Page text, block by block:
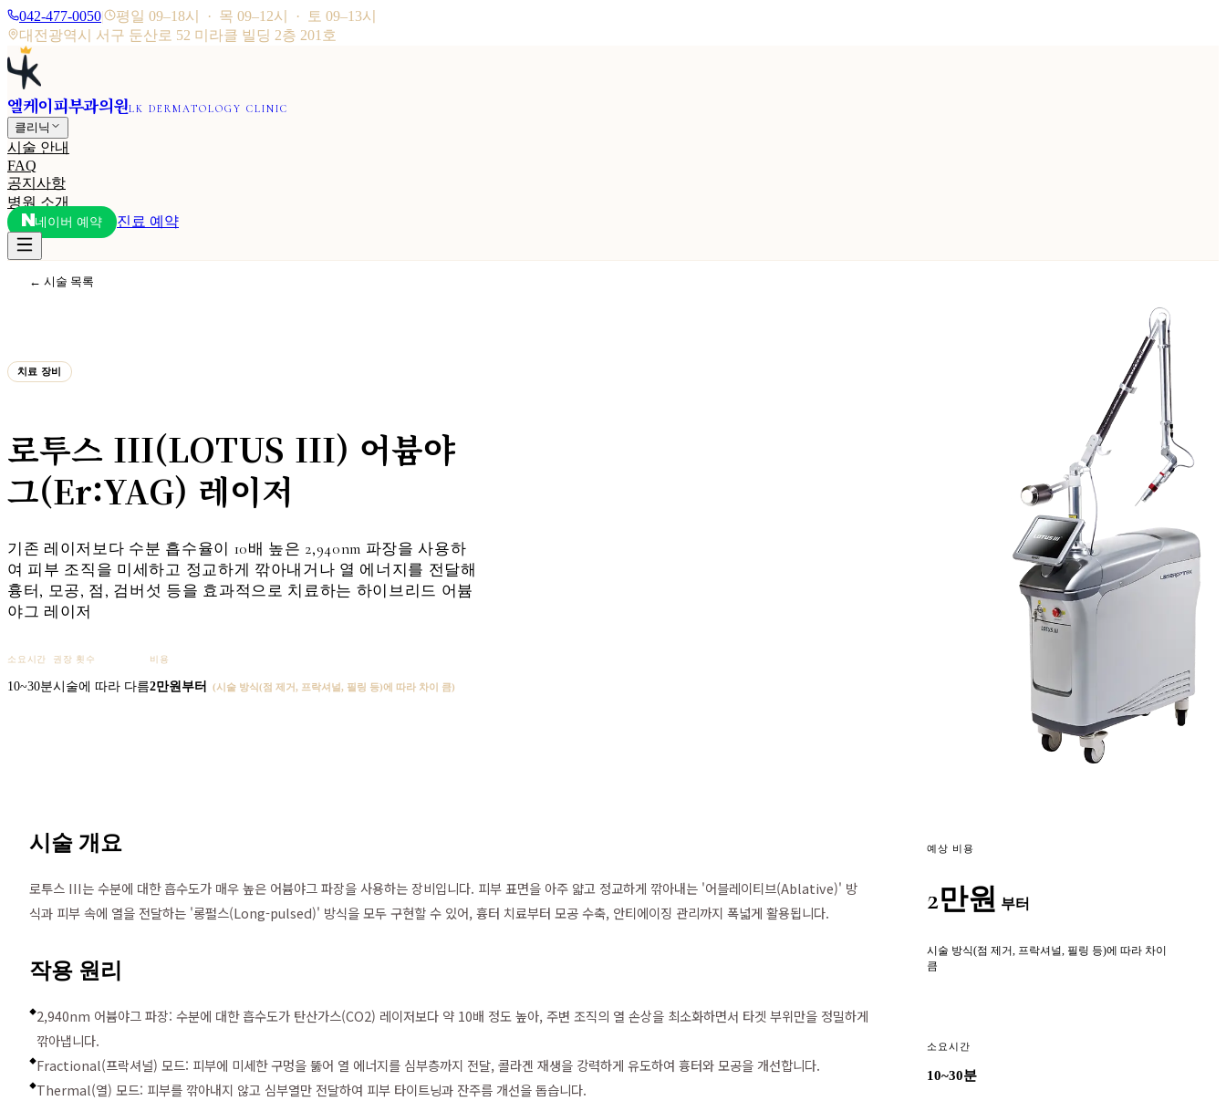
042-477-0050|
평일 09–18시 · 목 09–12시 · 토 09–13시
대전광역시 서구 둔산로 52 미라클 빌딩 2층 201호
엘케이피부과의원LK DERMATOLOGY CLINIC
클리닉
시술 안내
FAQ
공지사항
병원 소개
네이버 예약 진료 예약
← 시술 목록
치료 장비
로투스 III(LOTUS III) 어븀야
그(Er:YAG) 레이저
기존 레이저보다 수분 흡수율이 10배 높은 2,940nm 파장을 사용하
여 피부 조직을 미세하고 정교하게 깎아내거나 열 에너지를 전달해
흉터, 모공, 점, 검버섯 등을 효과적으로 치료하는 하이브리드 어븀
야그 레이저
소요시간
10~30분
권장 횟수
시술에 따라 다름
비용
2만원부터 (시술 방식(점 제거, 프락셔널, 필링 등)에 따라 차이 큼)
시술 개요
로투스 III는 수분에 대한 흡수도가 매우 높은 어븀야그 파장을 사용하는 장비입니다. 피부 표면을 아주 얇고 정교하게 깎아내는 '어블레이티브(Ablative)' 방
식과 피부 속에 열을 전달하는 '롱펄스(Long-pulsed)' 방식을 모두 구현할 수 있어, 흉터 치료부터 모공 수축, 안티에이징 관리까지 폭넓게 활용됩니다.
작용 원리
◆2,940nm 어븀야그 파장: 수분에 대한 흡수도가 탄산가스(CO2) 레이저보다 약 10배 정도 높아, 주변 조직의 열 손상을 최소화하면서 타겟 부위만을 정밀하게
깎아냅니다.
◆Fractional(프락셔널) 모드: 피부에 미세한 구멍을 뚫어 열 에너지를 심부층까지 전달, 콜라겐 재생을 강력하게 유도하여 흉터와 모공을 개선합니다.
◆Thermal(열) 모드: 피부를 깎아내지 않고 심부열만 전달하여 피부 타이트닝과 잔주름 개선을 돕습니다.
예상 비용
2만원 부터
시술 방식(점 제거, 프락셔널, 필링 등)에 따라 차이
큼
소요시간
10~30분